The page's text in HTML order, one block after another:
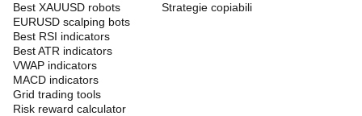
Best XAUUSD robots
EURUSD scalping bots
Best RSI indicators
Best ATR indicators
VWAP indicators
MACD indicators
Grid trading tools
Risk reward calculator
Strategie copiabili